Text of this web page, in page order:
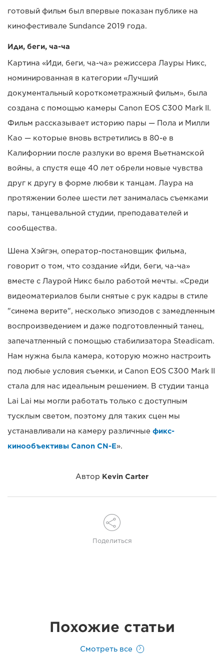
готовый фильм был впервые показан публике на
кинофестивале Sundance 2019 года.
Иди, беги, ча-ча
Картина «Иди, беги, ча-ча» режиссера Лауры Никс,
номинированная в категории «Лучший
документальный короткометражный фильм», была
создана с помощью камеры Canon EOS C300 Mark II.
Фильм рассказывает историю пары — Пола и Милли
Као — которые вновь встретились в 80-е в
Калифорнии после разлуки во время Вьетнамской
войны, а спустя еще 40 лет обрели новые чувства
друг к другу в форме любви к танцам. Лаура на
протяжении более шести лет занималась съемками
пары, танцевальной студии, преподавателей и
сообщества.
Шена Хэйгэн, оператор-постановщик фильма,
говорит о том, что создание «Иди, беги, ча-ча»
вместе с Лаурой Никс было работой мечты. «Среди
видеоматериалов были снятые с рук кадры в стиле
"синема верите", несколько эпизодов с замедленным
воспроизведением и даже подготовленный танец,
запечатленный с помощью стабилизатора Steadicam.
Нам нужна была камера, которую можно настроить
под любые условия съемки, и Canon EOS C300 Mark II
стала для нас идеальным решением. В студии танца
Lai Lai мы могли работать только с доступным
тусклым светом, поэтому для таких сцен мы
устанавливали на камеру различные фикс-
кинообъективы Canon CN-E».
Автор Kevin Carter
Поделиться
Похожие статьи
Смотреть все